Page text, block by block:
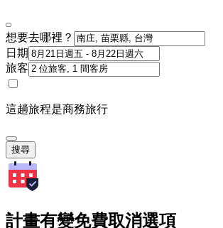
想要去哪裡？
日期
旅客
這趟旅程是商務旅行
搜尋
計畫有變免費取消選項